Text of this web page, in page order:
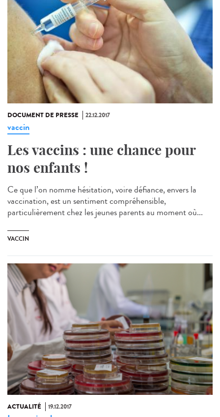
DOCUMENT DE PRESSE 22.12.2017
vaccin
Les vaccins : une chance pour
nos enfants !
Ce que l’on nomme hésitation, voire défiance, envers la
vaccination, est un sentiment compréhensible,
particulièrement chez les jeunes parents au moment où...
VACCIN
ACTUALITÉ 19.12.2017